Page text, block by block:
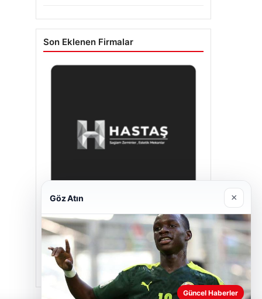
Son Eklenen Firmalar
Hastaş Beton
26/05/2026
Göz Atın ×
Güncel Haberler